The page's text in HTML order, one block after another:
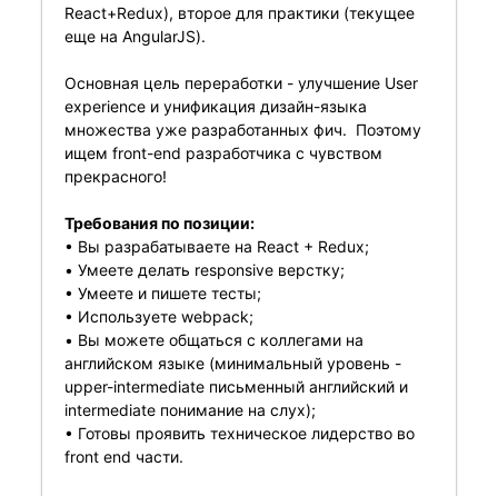
React+Redux), второе для практики (текущее
еще на AngularJS).
Основная цель переработки - улучшение User
experience и унификация дизайн-языка
множества уже разработанных фич. Поэтому
ищем front-end разработчика с чувством
прекрасного!
Требования по позиции:
• Вы разрабатываете на React + Redux;
• Умеете делать responsive верстку;
• Умеете и пишете тесты;
• Используете webpack;
• Вы можете общаться с коллегами на
английском языке (минимальный уровень -
upper-intermediate письменный английский и
intermediate понимание на слух);
• Готовы проявить техническое лидерство во
front end части.